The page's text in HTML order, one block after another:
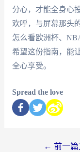
分心，才能全身心
欢呼，与屏幕那头
怎么看欧洲杯、
希望这份指南，能
全心享受。
Spread the love
← 前一